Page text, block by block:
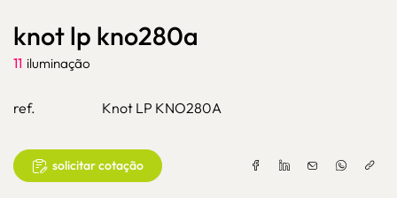
knot lp kno280a
11 iluminação
ref. Knot LP KNO280A
solicitar cotação